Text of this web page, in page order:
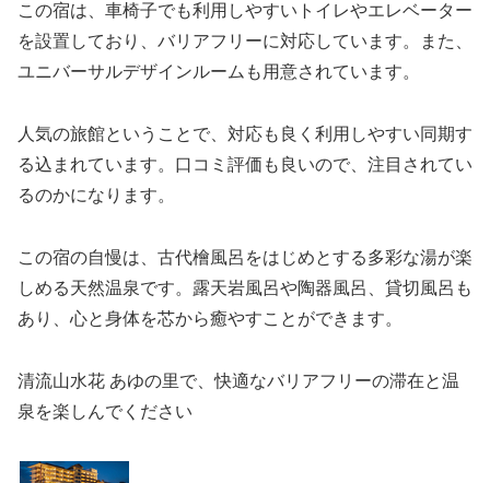
この宿は、車椅子でも利用しやすいトイレやエレベーター
を設置しており、バリアフリーに対応しています。また、
ユニバーサルデザインルームも用意されています。
人気の旅館ということで、対応も良く利用しやすい同期す
る込まれています。口コミ評価も良いので、注目されてい
るのかになります。
この宿の自慢は、古代檜風呂をはじめとする多彩な湯が楽
しめる天然温泉です。露天岩風呂や陶器風呂、貸切風呂も
あり、心と身体を芯から癒やすことができます。
清流山水花 あゆの里で、快適なバリアフリーの滞在と温
泉を楽しんでください